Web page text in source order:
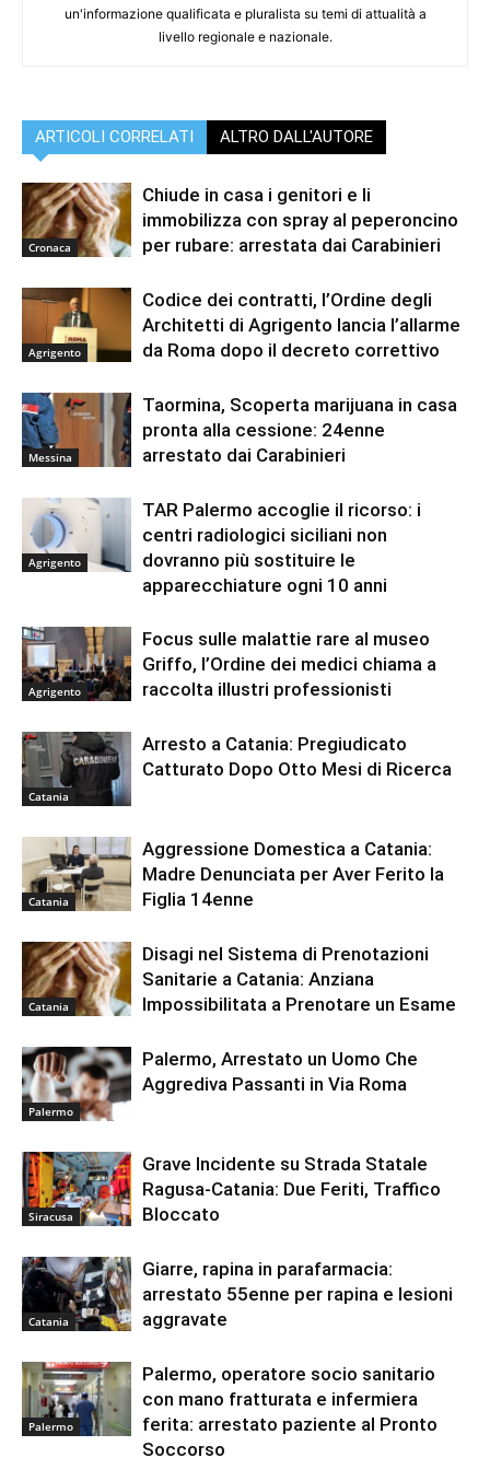
un'informazione qualificata e pluralista su temi di attualità a
livello regionale e nazionale.
ARTICOLI CORRELATI ALTRO DALL'AUTORE
Cronaca
Chiude in casa i genitori e li
immobilizza con spray al peperoncino
per rubare: arrestata dai Carabinieri
Agrigento
Codice dei contratti, l’Ordine degli
Architetti di Agrigento lancia l’allarme
da Roma dopo il decreto correttivo
Messina
Taormina, Scoperta marijuana in casa
pronta alla cessione: 24enne
arrestato dai Carabinieri
Agrigento
TAR Palermo accoglie il ricorso: i
centri radiologici siciliani non
dovranno più sostituire le
apparecchiature ogni 10 anni
Agrigento
Focus sulle malattie rare al museo
Griffo, l’Ordine dei medici chiama a
raccolta illustri professionisti
Catania
Arresto a Catania: Pregiudicato
Catturato Dopo Otto Mesi di Ricerca
Catania
Aggressione Domestica a Catania:
Madre Denunciata per Aver Ferito la
Figlia 14enne
Catania
Disagi nel Sistema di Prenotazioni
Sanitarie a Catania: Anziana
Impossibilitata a Prenotare un Esame
Palermo
Palermo, Arrestato un Uomo Che
Aggrediva Passanti in Via Roma
Siracusa
Grave Incidente su Strada Statale
Ragusa-Catania: Due Feriti, Traffico
Bloccato
Catania
Giarre, rapina in parafarmacia:
arrestato 55enne per rapina e lesioni
aggravate
Palermo
Palermo, operatore socio sanitario
con mano fratturata e infermiera
ferita: arrestato paziente al Pronto
Soccorso